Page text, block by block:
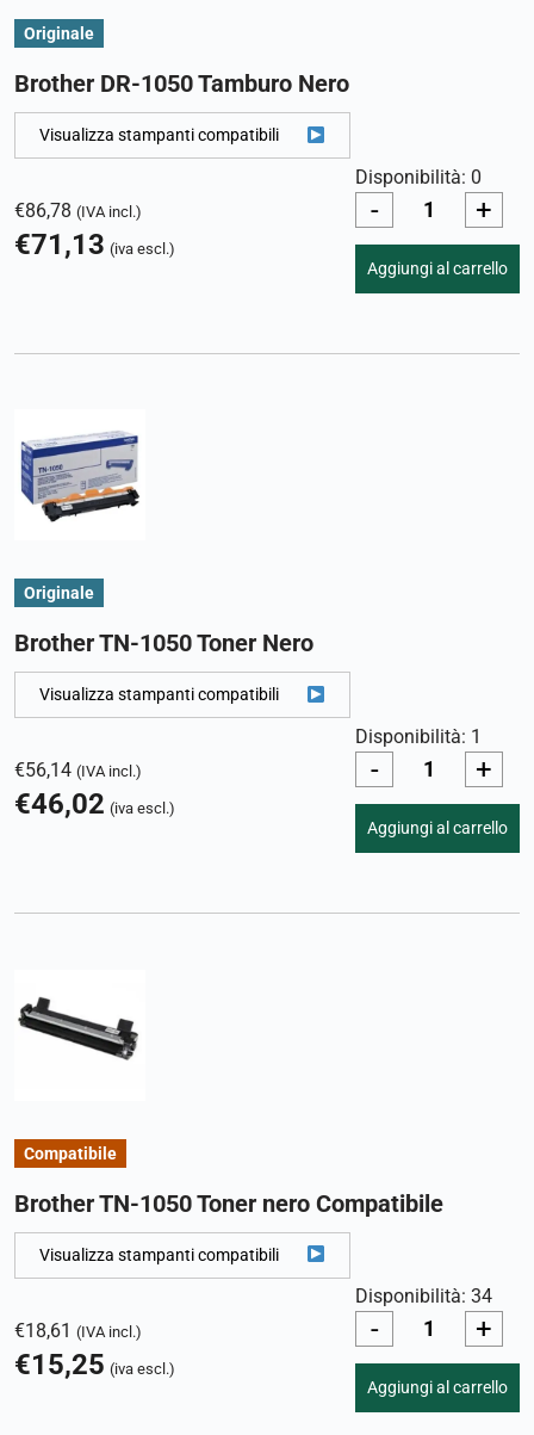
Originale
Brother DR-1050 Tamburo Nero
Visualizza stampanti compatibili
€86,78 (IVA incl.)
€71,13 (iva escl.)
Disponibilità: 0
- +
Aggiungi al carrello
Originale
Brother TN-1050 Toner Nero
Visualizza stampanti compatibili
€56,14 (IVA incl.)
€46,02 (iva escl.)
Disponibilità: 1
- +
Aggiungi al carrello
Compatibile
Brother TN-1050 Toner nero Compatibile
Visualizza stampanti compatibili
€18,61 (IVA incl.)
€15,25 (iva escl.)
Disponibilità: 34
- +
Aggiungi al carrello